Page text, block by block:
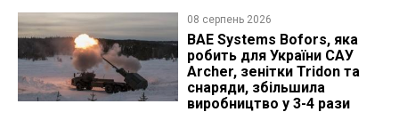
08 серпень 2026
BAE Systems Bofors, яка
робить для України САУ
Archer, зенітки Tridon та
снаряди, збільшила
виробництво у 3-4 рази